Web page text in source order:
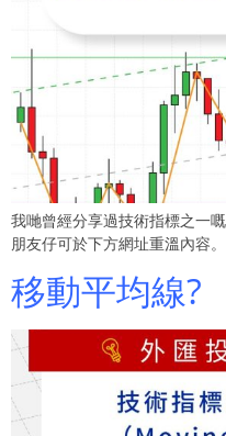
我哋曾經分享過技術指標之一
朋友仔可於下方網址重溫內容
移動平均線?